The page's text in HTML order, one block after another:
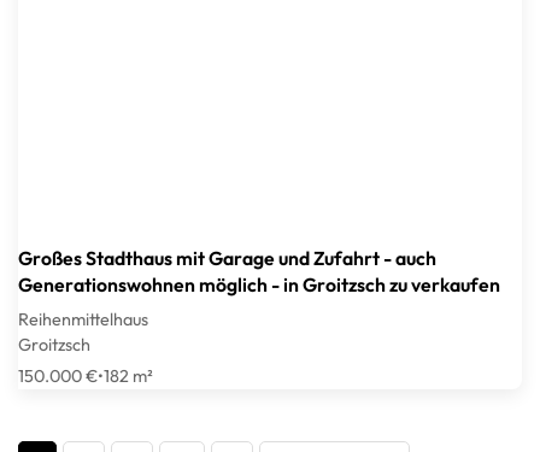
Großes Stadthaus mit Garage und Zufahrt - auch
Generationswohnen möglich - in Groitzsch zu verkaufen
Reihenmittelhaus
Groitzsch
150.000 €•182 m²